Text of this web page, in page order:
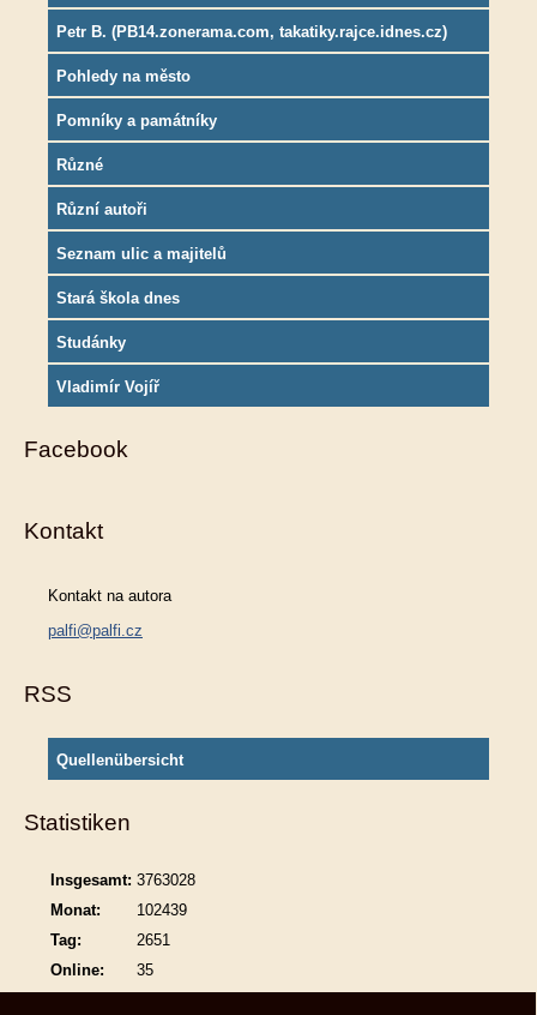
Petr B. (PB14.zonerama.com, takatiky.rajce.idnes.cz)
Pohledy na město
Pomníky a památníky
Různé
Různí autoři
Seznam ulic a majitelů
Stará škola dnes
Studánky
Vladimír Vojíř
Facebook
Kontakt
Kontakt na autora
palfi@palfi.cz
RSS
Quellenübersicht
Statistiken
Online: 35
Insgesamt: 3763028
Monat:
102439
Tag:
2651